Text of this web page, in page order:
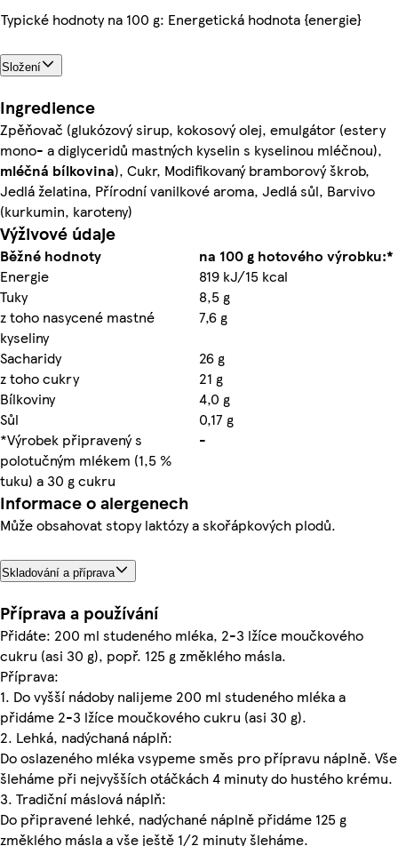
Typické hodnoty na 100 g: Energetická hodnota {energie}
Složení
Ingredience
Zpěňovač (glukózový sirup, kokosový olej, emulgátor (estery
mono- a diglyceridů mastných kyselin s kyselinou mléčnou),
mléčná bílkovina), Cukr, Modifikovaný bramborový škrob,
Jedlá želatina, Přírodní vanilkové aroma, Jedlá sůl, Barvivo
(kurkumin, karoteny)
Výživové údaje
Běžné hodnoty
na 100 g hotového výrobku:*
Energie
819 kJ/15 kcal
Tuky
8,5 g
z toho nasycené mastné
kyseliny
7,6 g
Sacharidy
26 g
z toho cukry
21 g
Bílkoviny
4,0 g
Sůl
0,17 g
*Výrobek připravený s
polotučným mlékem (1,5 %
tuku) a 30 g cukru
-
Informace o alergenech
Může obsahovat stopy laktózy a skořápkových plodů.
Skladování a příprava
Příprava a používání
Přidáte: 200 ml studeného mléka, 2-3 lžíce moučkového
cukru (asi 30 g), popř. 125 g změklého másla.
Příprava:
1. Do vyšší nádoby nalijeme 200 ml studeného mléka a
přidáme 2-3 lžíce moučkového cukru (asi 30 g).
2. Lehká, nadýchaná náplň:
Do oslazeného mléka vsypeme směs pro přípravu náplně. Vše
šleháme při nejvyšších otáčkách 4 minuty do hustého krému.
3. Tradiční máslová náplň:
Do připravené lehké, nadýchané náplně přidáme 125 g
změklého másla a vše ještě 1/2 minuty šleháme.